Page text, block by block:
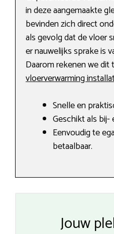
in deze aangemaakte
bevinden zich direct
als gevolg dat de vloer
er nauwelijks sprake is
Daarom rekenen we dit
vloerverwarming
Snelle en
Geschikt als bij-
Eenvoudig te
betaalbaar.
Jouw